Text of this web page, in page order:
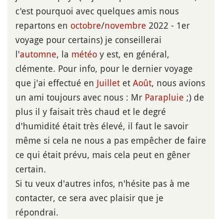
c'est pourquoi avec quelques amis nous
repartons en octobre/novembre 2022 - 1er
voyage pour certains) je conseillerai
l'automne, la météo y est, en général,
clémente. Pour info, pour le dernier voyage
que j'ai effectué en Juillet et Août, nous avions
un ami toujours avec nous : Mr Parapluie ;) de
plus il y faisait très chaud et le degré
d'humidité était très élevé, il faut le savoir
même si cela ne nous a pas empêcher de faire
ce qui était prévu, mais cela peut en gêner
certain.
Si tu veux d'autres infos, n'hésite pas à me
contacter, ce sera avec plaisir que je
répondrai.